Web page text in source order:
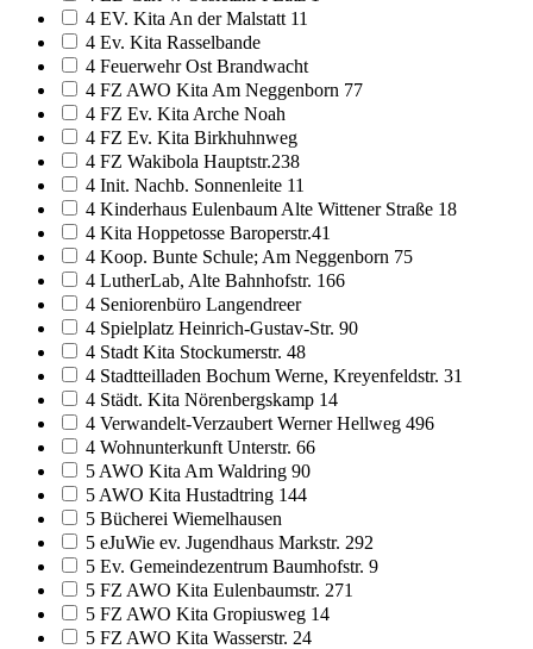
4 EV. Kita An der Malstatt 11
4 Ev. Kita Rasselbande
4 Feuerwehr Ost Brandwacht
4 FZ AWO Kita Am Neggenborn 77
4 FZ Ev. Kita Arche Noah
4 FZ Ev. Kita Birkhuhnweg
4 FZ Wakibola Hauptstr.238
4 Init. Nachb. Sonnenleite 11
4 Kinderhaus Eulenbaum Alte Wittener Straße 18
4 Kita Hoppetosse Baroperstr.41
4 Koop. Bunte Schule; Am Neggenborn 75
4 LutherLab, Alte Bahnhofstr. 166
4 Seniorenbüro Langendreer
4 Spielplatz Heinrich-Gustav-Str. 90
4 Stadt Kita Stockumerstr. 48
4 Stadtteilladen Bochum Werne, Kreyenfeldstr. 31
4 Städt. Kita Nörenbergskamp 14
4 Verwandelt-Verzaubert Werner Hellweg 496
4 Wohnunterkunft Unterstr. 66
5 AWO Kita Am Waldring 90
5 AWO Kita Hustadtring 144
5 Bücherei Wiemelhausen
5 eJuWie ev. Jugendhaus Markstr. 292
5 Ev. Gemeindezentrum Baumhofstr. 9
5 FZ AWO Kita Eulenbaumstr. 271
5 FZ AWO Kita Gropiusweg 14
5 FZ AWO Kita Wasserstr. 24